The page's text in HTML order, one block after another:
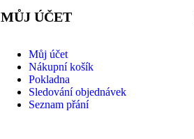
MŮJ ÚČET
Můj účet
Nákupní košík
Pokladna
Sledování objednávek
Seznam přání